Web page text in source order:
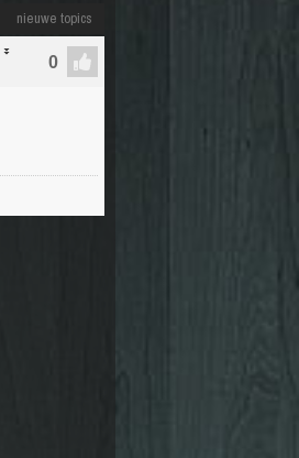
nieuwe topics